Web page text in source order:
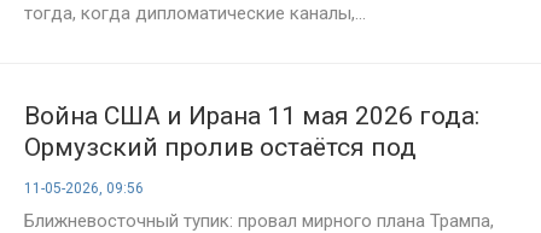
тогда, когда дипломатические каналы,...
Война США и Ирана 11 мая 2026 года:
Ормузский пролив остаётся под
угрозой, Трамп отверг предложения
Тегерана
11-05-2026, 09:56
Ближневосточный тупик: провал мирного плана Трампа,